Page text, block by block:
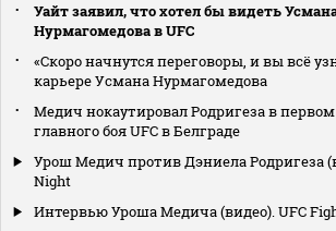
Уайт заявил, что хотел бы видеть
Нурмагомедова в UFC
«Скоро начнутся переговоры, и вы всё
карьере Усмана Нурмагомедова
Медич нокаутировал Родригеза в
главного боя UFC в Белграде
Урош Медич против Дэниела Родригеза
Night
Интервью Уроша Медича (видео). UFC